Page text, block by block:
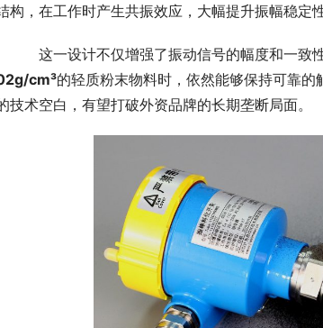
构，在工作时产生共振效应，大幅提升振幅稳定
这一设计不仅增强了振动信号的幅度和一致
cm³的轻质粉末物料时，依然能够保持可靠
技术空白，有望打破外资品牌的长期垄断局面。